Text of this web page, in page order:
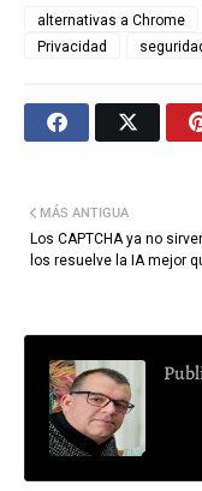
alternativas a Chrome
Privacidad
MÁS ANTIGUA
Los CAPTCHA ya no
los resuelve la IA mejor